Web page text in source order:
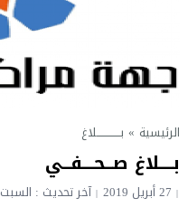
الرئيسية » بـــــــــــــلاغ
بــــلاغ صــحـــفــي
27 أبريل 2019
آخر تحديث : السبت 27 أبريل 2019 - 3:58 مساءً